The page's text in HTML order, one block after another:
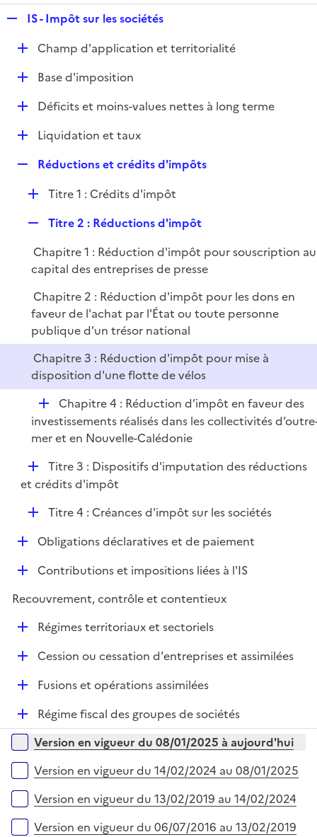
p
l
i
e
IS - Impôt sur les sociétés
DChamp d'application et territorialité
DBase d'imposition
D
e
Déficits et moins-values nettes à long terme
D
l
i
e
Liquidation et taux
p
e
r
Réductions et crédits d'impôts
D
l
i
e
r
Titre 1 : Crédits d'impôt
p
l
i
Titre 2 : Réductions d'impôt
Chapitre 1 : Réduction d'impôt pour souscription au
capital des entreprises de presse
Chapitre 2 : Réduction d'impôt pour les dons en
faveur de l'achat par l'État ou toute personne
publique d'un trésor national
Chapitre 3 : Réduction d'impôt pour mise à
disposition d'une flotte de vélos
D
é
p
i
e
r
Chapitre 4 : Réduction d’impôt en faveur des
investissements réalisés dans les collectivités
mer et en Nouvelle-Calédonie
D
é
i
e
r
Titre 3 : Dispositifs d'imputation des réductions
et crédits d'impôt
D
p
l
i
e
Titre 4 : Créances d'impôt sur les sociétés
D
i
Obligations déclaratives et de paiement
D
p
Contributions et impositions liées à l'IS
Recouvrement, contrôle et contentieux
D
r
Régimes territoriaux et sectoriels
D
e
Cession ou cessation d'entreprises et assimilées
D
e
Fusions et opérations assimilées
D
é
p
e
Régime fiscal des groupes de sociétés
Versions sur la période
Version en vigueur du 08/01/2025 à aujourd'hui
Version en vigueur du 14/02/2024 au 08/01/2025
Version en vigueur du 13/02/2019 au 14/02/2024
Version en vigueur du 06/07/2016 au 13/02/2019